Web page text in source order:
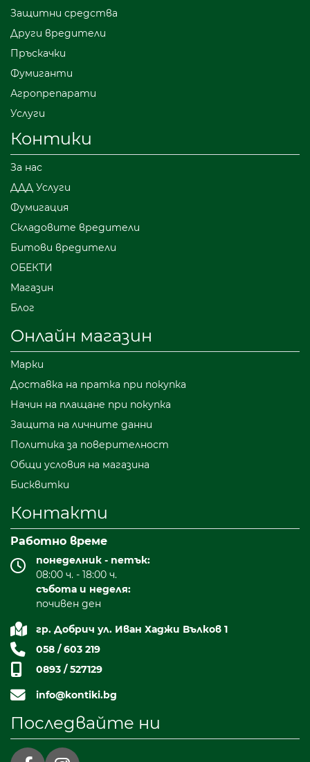
Защитни средства
Други вредители
Пръскачки
Фумиганти
Агропрепарати
Услуги
Контики
За нас
ДДД Услуги
Фумигация
Складовите вредители
Битови вредители
ОБЕКТИ
Магазин
Блог
Онлайн магазин
Марки
Доставка на пратка при покупка
Начин на плащане при покупка
Защита на личните данни
Политика за поверителност
Общи условия на магазина
Бисквитки
Контакти
Работно време
понеделник - петък:
08:00 ч. - 18:00 ч.
събота и неделя:
почивен ден
гр. Добрич ул. Иван Хаджи Вълков 1
058 / 603 219
0893 / 527129
info@kontiki.bg
Последвайте ни